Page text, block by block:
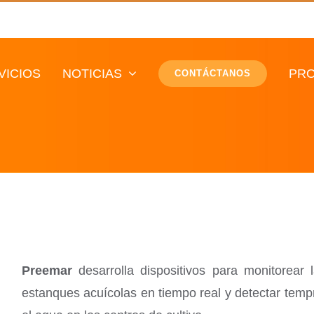
NOTICIAS CONTÁCTANOS
Preemardesarrolla dispositivos para
estanques acuícolas en tiempo real y detectar